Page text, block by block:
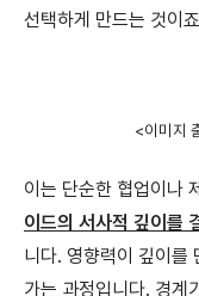
선택하게 만드는 것이
<이미지
이는 단순한 협업이나
이드의 서사적 깊이를
니다. 영향력이 깊이를
가는 과정입니다. 경계